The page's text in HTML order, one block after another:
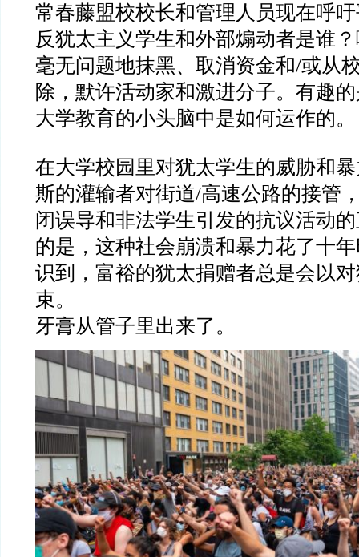
常春藤盟校校长和管理人员现在呼
反犹太主义学生和外部煽动者是谁
毫无问题地抹黑、取消资金和/或从
除，默许活动家和激进分子。有趣
大学教育的小头脑中是如何运作的。
在大学校园里对犹太学生的威胁和
斯的灌输者对街道/高速公路的接管
闭误导和非法学生引发的抗议活动
的是，这种社会崩溃和暴力花了十
识到，富裕的犹太捐赠者总是会以
束。
牙膏从管子里出来了。